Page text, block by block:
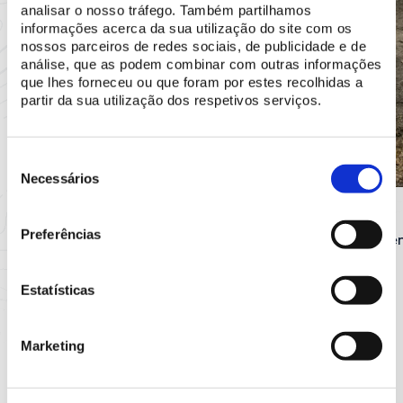
analisar o nosso tráfego. Também partilhamos
informações acerca da sua utilização do site com os
nossos parceiros de redes sociais, de publicidade e de
análise, que as podem combinar com outras informações
que lhes forneceu ou que foram por estes recolhidas a
partir da sua utilização dos respetivos serviços.
Necessários
Preferências
Estatísticas
Marketing
Jardim e Chalet da Condessa d’Edla Quinta da